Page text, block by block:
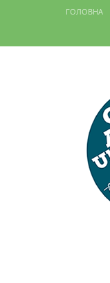
ГОЛОВНА